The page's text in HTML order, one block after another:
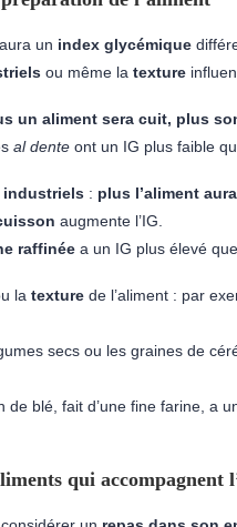
un index glycémique
ou même la texture
un aliment sera cuit, plus
al dente ont un IG plus faible
industriels : plus l’aliment
augmente l’IG.
raffinée a un IG plus élevé
la texture de l’aliment : par
secs ou les graines de
de blé, fait d’une fine farine, a
qui accompagnent